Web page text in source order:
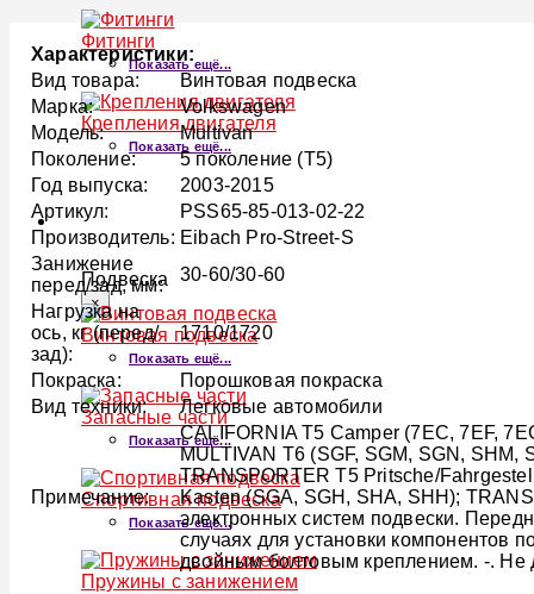
Фитинги
Показать ещё...
Крепления двигателя
Показать ещё...
ПОДВЕСКА
Подвеска
×
Винтовая подвеска
Показать ещё...
Запасные части
Показать ещё...
Спортивная подвеска
Показать ещё...
Пружины с занижением
Характеристики:
Вид товара:
Винтовая подвеска
Марка:
Volkswagen
Модель:
Multivan
Поколение:
5 поколение (T5)
Год выпуска:
2003-2015
Артикул:
PSS65-85-013-02-22
Производитель: Eibach Pro-Street-S
Занижение
перед/зад, мм:
30-60/30-60
Нагрузка на
ось, кг (перед/
зад):
1710/1720
Покраска:
Порошковая покраска
Вид техники:
Легковые автомобили
Примечание:
CALIFORNIA T5 Camper (7EC, 7EF,
MULTIVAN T6 (SGF, SGM, SGN,
TRANSPORTER T5 Pritsche/
Kasten (SGA, SGH, SHA, SHH);
электронных систем подвески.
случаях для установки компонентов
двойным болтовым креплением. -. Не